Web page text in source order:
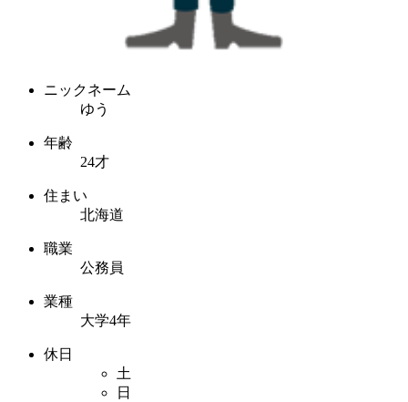
ニックネーム
ゆう
年齢
24才
住まい
北海道
職業
公務員
業種
大学4年
休日
土
日